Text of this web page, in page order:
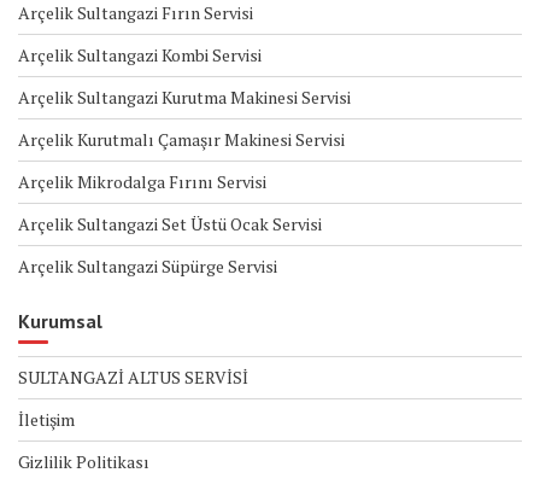
Arçelik Sultangazi Fırın Servisi
Arçelik Sultangazi Kombi Servisi
Arçelik Sultangazi Kurutma Makinesi Servisi
Arçelik Kurutmalı Çamaşır Makinesi Servisi
Arçelik Mikrodalga Fırını Servisi
Arçelik Sultangazi Set Üstü Ocak Servisi
Arçelik Sultangazi Süpürge Servisi
Kurumsal
SULTANGAZİ ALTUS SERVİSİ
İletişim
Gizlilik Politikası